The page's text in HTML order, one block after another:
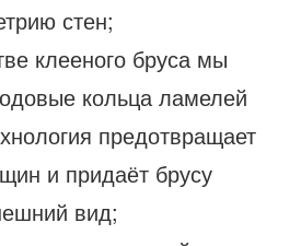
стен;
клееного бруса мы
кольца ламелей
предотвращает
и придаёт брусу
вид;